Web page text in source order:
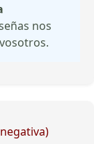
nos